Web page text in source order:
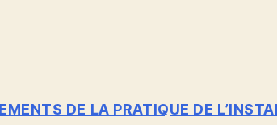
DE LA PRATIQUE DE